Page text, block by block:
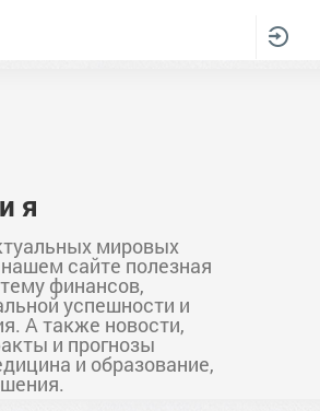
я
мировых
сайте полезная
финансов,
успешности и
А также новости,
и прогнозы
и образование,